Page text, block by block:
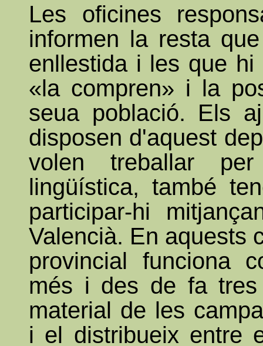
Les oficines
informen la resta
enllestida i les que hi
«la compren» i la
seua població. Els
disposen d'aquest
volen treballar
lingüística, també
participar-hi
Valencià. En aquests
provincial funciona
més i des de fa
material de les
i el distribueix entre